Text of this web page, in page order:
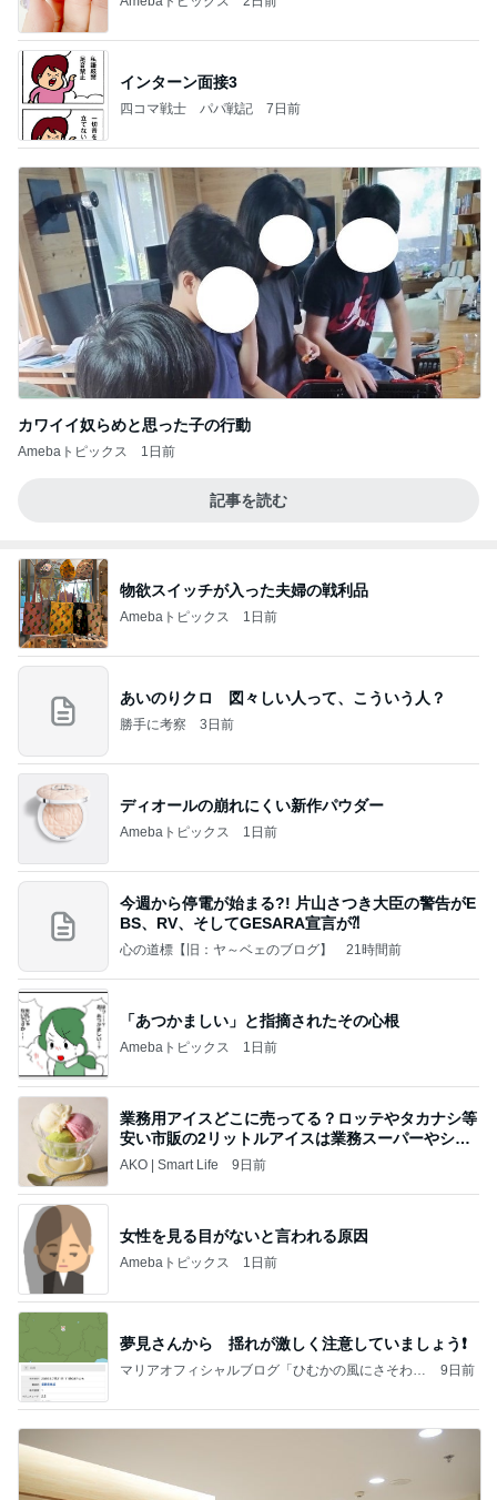
インターン面接3
四コマ戦士 パパ戦記 7日前
カワイイ奴らめと思った子の行動
Amebaトピックス 1日前
記事を読む
物欲スイッチが入った夫婦の戦利品
Amebaトピックス 1日前
あいのりクロ 図々しい人って、こういう人？
勝手に考察 3日前
ディオールの崩れにくい新作パウダー
Amebaトピックス 1日前
今週から停電が始まる?! 片山さつき大臣の警告がE
BS、RV、そしてGESARA宣言が⁈
心の道標【旧：ヤ～ベェのブログ】 21時間前
「あつかましい」と指摘されたその心根
Amebaトピックス 1日前
業務用アイスどこに売ってる？ロッテやタカナシ等
安い市販の2リットルアイスは業務スーパーやシャ
トレ
AKO | Smart Life 9日前
女性を見る目がないと言われる原因
Amebaトピックス 1日前
夢見さんから 揺れが激しく注意していましょう❗️
マリアオフィシャルブログ「ひむかの風にさそわれ
9日前